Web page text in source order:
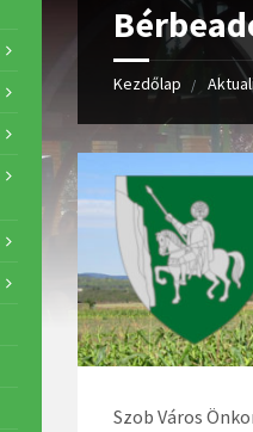
Kezdőlap
Szob Város